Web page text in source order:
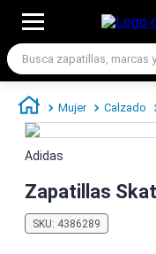
Busca zapatillas, marcas
Mujer Calzado
Adidas
Zapatillas
SKU: 4386289
1.
zapatillas
2
zapatillas
4.
zapatillas